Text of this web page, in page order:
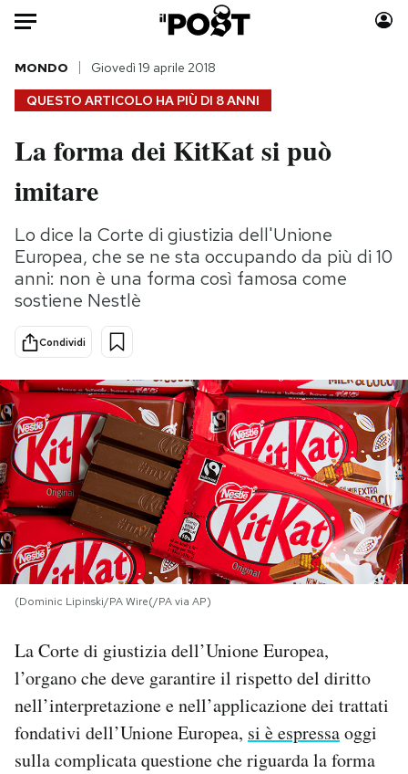
Auto
HOME
Italia
Politica
Tecnologia
Internet
Scienza
Cultura
Economia
Moda
Storie/Idee
Ok Boomer!
Media
PODCAST
NEWSLETTER
I MIEI PREFERITI
CALENDARIO
AREA PERSONALE
QUESTO ARTICOLO HA PIÙ DI 8 ANNI
MONDO Giovedì 19 aprile 2018
La forma dei KitKat si può
imitare
Lo dice la Corte di giustizia dell'Unione
Europea, che se ne sta occupando da più di 10
anni: non è una forma così famosa come
sostiene Nestlè
Condividi
(Dominic Lipinski/PA Wire(/PA via AP)
La Corte di giustizia dell’Unione Europea,
l’organo che deve garantire il rispetto del diritto
nell’interpretazione e nell’applicazione dei trattati
fondativi dell’Unione Europea, si è espressaoggi
sulla complicata questione che riguarda la forma